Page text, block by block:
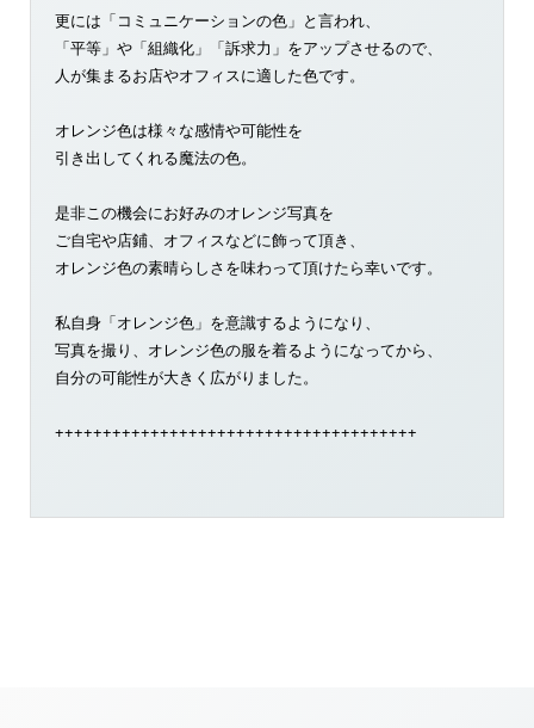
更には「コミュニケーションの色」と言われ、
「平等」や「組織化」「訴求力」をアップさせるので、
人が集まるお店やオフィスに適した色です。
オレンジ色は様々な感情や可能性を
引き出してくれる魔法の色。
是非この機会にお好みのオレンジ写真を
ご自宅や店鋪、オフィスなどに飾って頂き、
オレンジ色の素晴らしさを味わって頂けたら幸いです。
私自身「オレンジ色」を意識するようになり、
写真を撮り、オレンジ色の服を着るようになってから、
自分の可能性が大きく広がりました。
++++++++++++++++++++++++++++++++++++++